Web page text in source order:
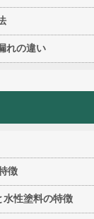
れの違い
徴
水性塗料の特徴